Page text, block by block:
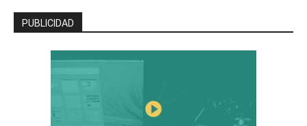
PUBLICIDAD